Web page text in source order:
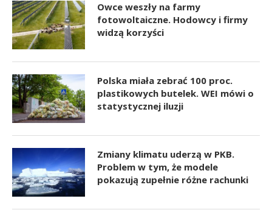
Owce weszły na farmy
fotowoltaiczne. Hodowcy i firmy
widzą korzyści
Polska miała zebrać 100 proc.
plastikowych butelek. WEI mówi o
statystycznej iluzji
Zmiany klimatu uderzą w PKB.
Problem w tym, że modele
pokazują zupełnie różne rachunki